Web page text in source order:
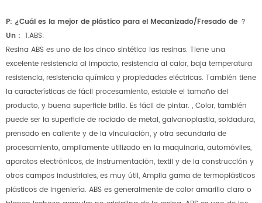
P: ¿Cuál es la mejor de plástico para el Mecanizado/Fresado de ？
Un： 1.ABS:
Resina ABS es uno de los cinco sintético las resinas. Tiene una
excelente resistencia al impacto, resistencia al calor, baja temperatura
resistencia, resistencia química y propiedades eléctricas. También tiene
la características de fácil procesamiento, estable el tamaño del
producto, y buena superficie brillo. Es fácil de pintar. , Color, también
puede ser la superficie de rociado de metal, galvanoplastia, soldadura,
prensado en caliente y de la vinculación, y otra secundaria de
procesamiento, ampliamente utilizado en la maquinaria, automóviles,
aparatos electrónicos, de instrumentación, textil y de la construcción y
otros campos industriales, es muy útil, Amplia gama de termoplásticos
plásticos de ingeniería. ABS es generalmente de color amarillo claro o